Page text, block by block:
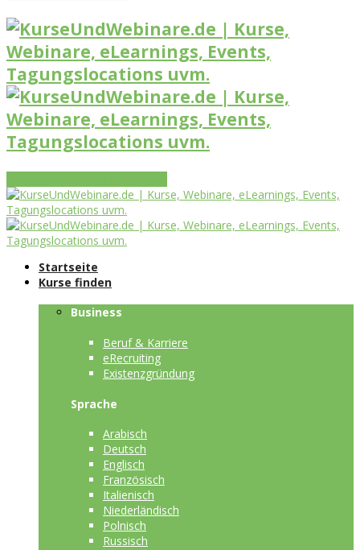
Startseite
Kurse finden
Business
Beruf & Karriere
eRecruiting
Existenzgründung
Sprache
Arabisch
Deutsch
Englisch
Französisch
Italienisch
Niederländisch
Polnisch
Russisch